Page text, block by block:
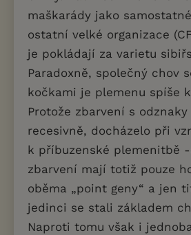
maškarády jako
ostatní velké organizace
je pokládají za varietu
Paradoxně, společný chov
kočkami je plemenu spíše
Protože zbarvení s
recesivně, docházelo při
k příbuzenské plemenitbě
zbarvení mají totiž pouze
oběma „point geny“ a jen
jedinci se stali základem
Naproti tomu však i